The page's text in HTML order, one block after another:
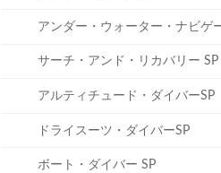
アンダー・ウォーター・ナビゲ
サーチ・アンド・リカバリー SP
アルティチュード・ダイバーSP
ドライスーツ・ダイバーSP
ボート・ダイバー SP